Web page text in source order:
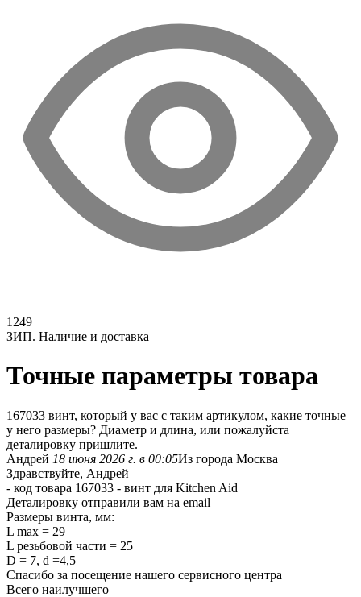
1249
ЗИП. Наличие и доставка
Точные параметры товара
167033 винт, который у вас с таким артикулом, какие точные
у него размеры? Диаметр и длина, или пожалуйста
деталировку пришлите.
Андрей 18 июня 2026 г. в 00:05Из города Москва
Здравствуйте, Андрей
- код товара 167033 - винт для Kitchen Aid
Деталировку отправили вам на email
Размеры винта, мм:
L max = 29
L резьбовой части = 25
D = 7, d =4,5
Спасибо за посещение нашего сервисного центра
Всего наилучшего